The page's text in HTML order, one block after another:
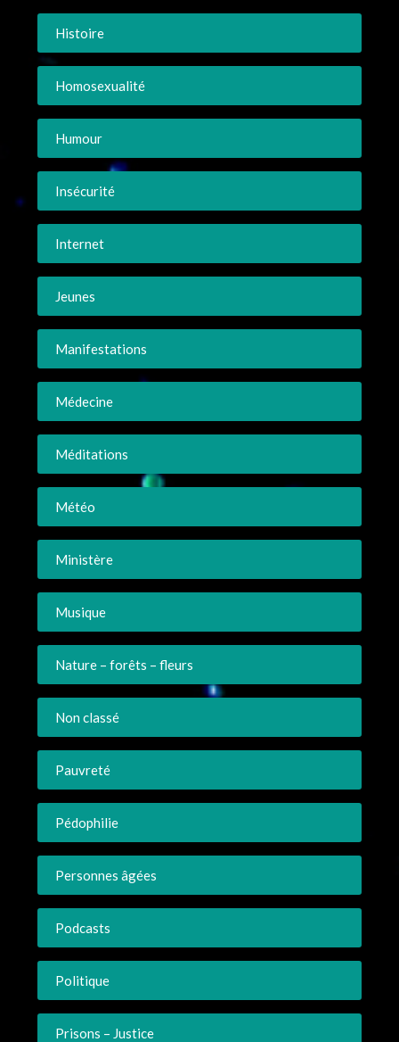
Histoire
Homosexualité
Humour
Insécurité
Internet
Jeunes
Manifestations
Médecine
Méditations
Météo
Ministère
Musique
Nature – forêts – fleurs
Non classé
Pauvreté
Pédophilie
Personnes âgées
Podcasts
Politique
Prisons – Justice